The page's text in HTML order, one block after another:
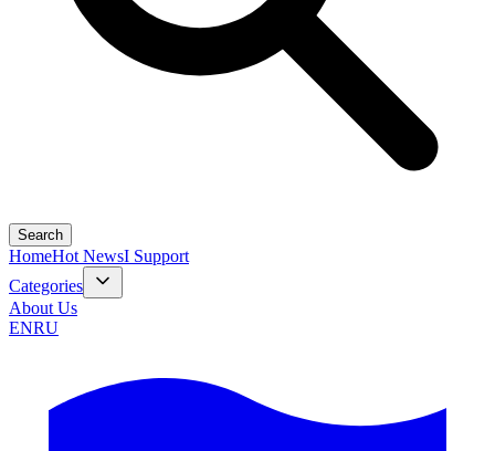
Search
HomeHot NewsI Support
Categories
About Us
ENRU